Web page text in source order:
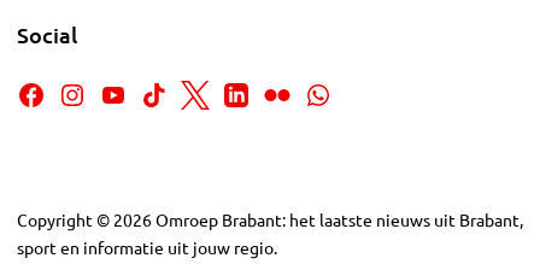
Social
Copyright © 2026Omroep Brabant: het laatste nieuws uit Brabant,
sport en informatie uit jouw regio.